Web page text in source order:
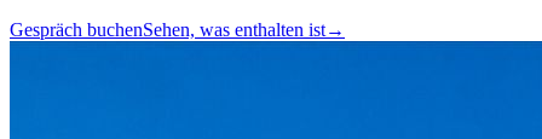
Gespräch buchenSehen, was enthalten ist→